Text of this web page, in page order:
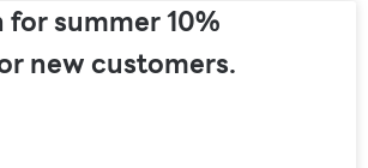
summer 10%
new customers.